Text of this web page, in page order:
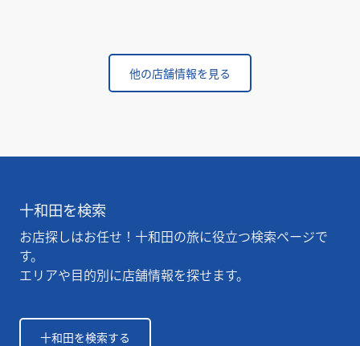
他の店舗情報を見る
十和田を検索
お店探しはお任せ！十和田の旅に役立つ検索ページで
す。
エリアや目的別に店舗情報を探せます。
十和田を検索する